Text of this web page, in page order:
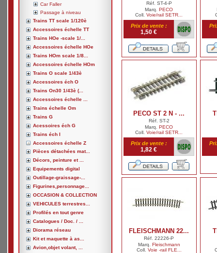
Car Faller
Passage à niveau
Trains TT scale 1/120è
Accessoires échelle TT
Trains HOe -scale 1/...
Accessoires échelle HOe
Trains HOm scale 1/8...
Accessoires échelle HOm
Trains O scale 1/43è
Accessoires éch O
Trains On30 1/43è (...
Accessoires échelle ...
Trains échelle Om
Trains G
Acessoires éch G
Trains éch I
Accessoires échelle Z
Pièces détachées mat...
Décors, peinture et ...
Equipements digital
Outillage-graissage-...
Figurines,personnage...
OCCASION & COLLECTION
VEHICULES terrestres...
Profilés en tout genre
Catalogues / Doc. / ...
Diorama réseau
Kit et maquette à as...
Avion,objet volant, ...
Réf. ST-4-P
Marq. PECO
Coll. Voie/rail SETR...
Prix de vente :
1,50 €
PECO ST 2 N - ...
Réf. ST-2
Marq. PECO
Coll. Voie/rail SETR...
Prix de vente :
1,82 €
FLEISCHMANN 22...
Réf. 22226-P
Marq. Fleischmann
Coll. Voie -rail FLE...